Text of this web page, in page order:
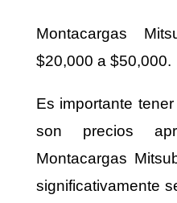
Montacargas
$20,000 a $50,000.
Es importante
son precios
Montacargas
significativamente